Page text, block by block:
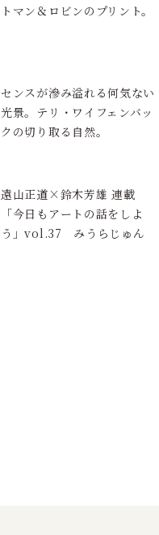
トマン＆ロビンのプリント。
センスが滲み溢れる何気ない
光景。テリ・ワイフェンバッ
クの切り取る自然。
遠山正道×鈴木芳雄 連載
「今日もアートの話をしよ
う」vol.37 みうらじゅん